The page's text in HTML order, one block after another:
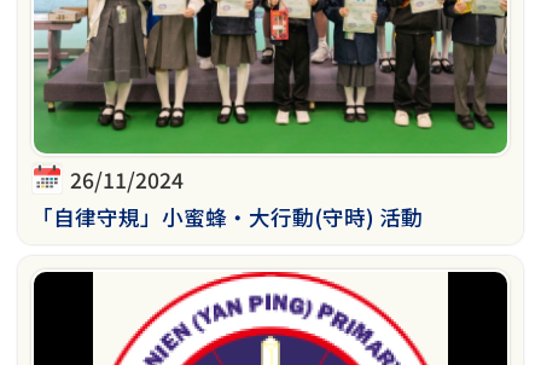
26/11/2024
「自律守規」小蜜蜂‧大行動(守時) 活動